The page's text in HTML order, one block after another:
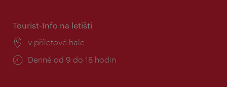
Tourist-Info na letišti
Místo:
v příletové hale
Provozní
Denně od 9 do 18 hodin